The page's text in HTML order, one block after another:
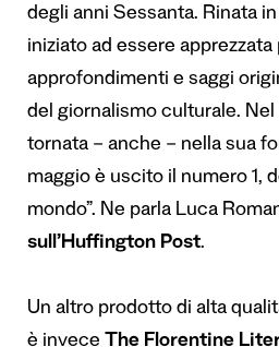
degli anni Sessanta. Rinata
iniziato ad essere
approfondimenti e saggi
del giornalismo culturale.
tornata – anche – nella sua
maggio è uscito il numero 1,
mondo”. Ne parla Luca
sull’Huffington Post.
Un altro prodotto di alta